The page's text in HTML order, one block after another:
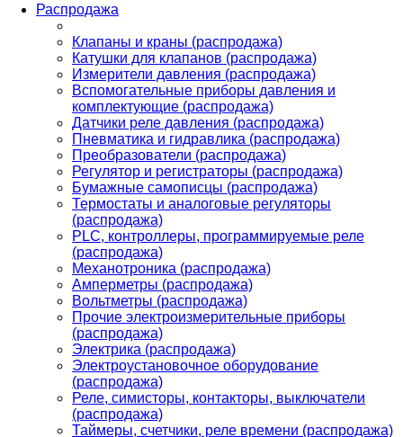
Распродажа
Клапаны и краны (распродажа)
Катушки для клапанов (распродажа)
Измерители давления (распродажа)
Вспомогательные приборы давления и
комплектующие (распродажа)
Датчики реле давления (распродажа)
Пневматика и гидравлика (распродажа)
Преобразователи (распродажа)
Регулятор и регистраторы (распродажа)
Бумажные самописцы (распродажа)
Термостаты и аналоговые регуляторы
(распродажа)
PLС, контроллеры, программируемые реле
(распродажа)
Механотроника (распродажа)
Амперметры (распродажа)
Вольтметры (распродажа)
Прочие электроизмерительные приборы
(распродажа)
Электрика (распродажа)
Электроустановочное оборудование
(распродажа)
Реле, симисторы, контакторы, выключатели
(распродажа)
Таймеры, счетчики, реле времени (распродажа)